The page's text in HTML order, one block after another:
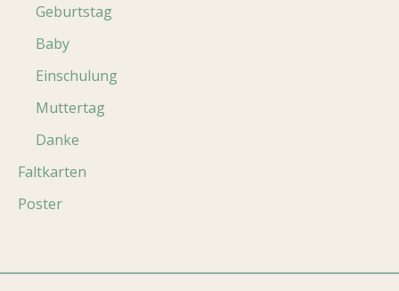
Geburtstag
Baby
Einschulung
Muttertag
Danke
Faltkarten
Poster